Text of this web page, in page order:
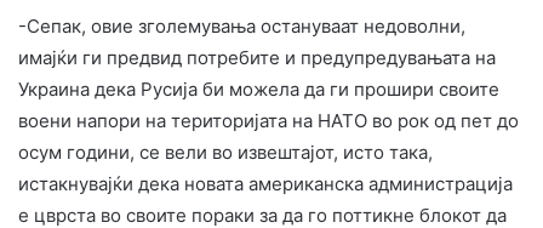
-Сепак, овие зголемувања остануваат недоволни,
имајќи ги предвид потребите и предупредувањата на
Украина дека Русија би можела да ги прошири своите
воени напори на територијата на НАТО во рок од пет до
осум години, се вели во извештајот, исто така,
истакнувајќи дека новата американска администрација
е цврста во своите пораки за да го поттикне блокот да